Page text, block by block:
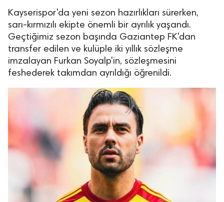
Kayserispor'da yeni sezon hazırlıkları sürerken,
sarı-kırmızılı ekipte önemli bir ayrılık yaşandı.
Geçtiğimiz sezon başında Gaziantep FK'dan
transfer edilen ve kulüple iki yıllık sözleşme
imzalayan Furkan Soyalp'in, sözleşmesini
feshederek takımdan ayrıldığı öğrenildi.